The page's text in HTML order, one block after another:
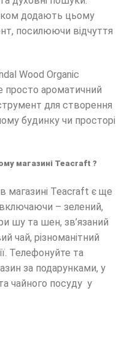
додають цьому
посилюючи відчуття
Wood Organic
просто ароматичний
для створення
будинку чи просторі
магазині Teacraft ?
магазині Teacraft є ще
– зелений,
шу та шен, зв’язаний
чай, різноманітний
Телефонуйте та
за подарунками, у
чайного посуду у